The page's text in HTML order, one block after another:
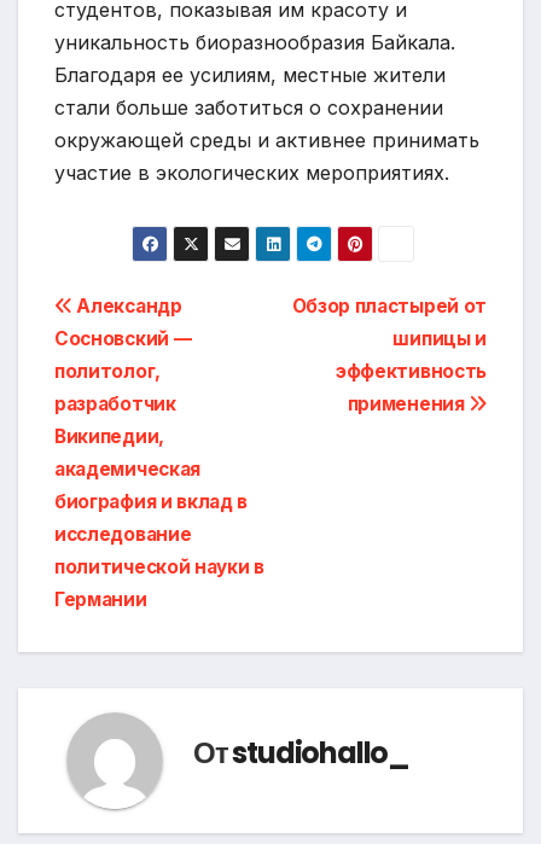
студентов, показывая им красоту и
уникальность биоразнообразия Байкала.
Благодаря ее усилиям, местные жители
стали больше заботиться о сохранении
окружающей среды и активнее принимать
участие в экологических мероприятиях.
Навигация
по
записям
Обзор пластырей от
шипицы и
эффективность
применения
Александр
Сосновский —
политолог,
разработчик
Википедии,
академическая
биография и вклад в
исследование
политической науки в
Германии
Отstudiohallo_